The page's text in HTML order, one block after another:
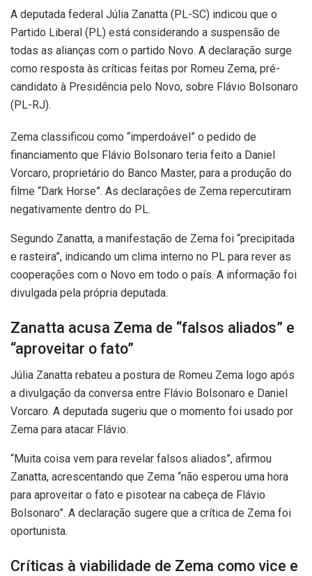
A deputada federal Júlia Zanatta (PL-SC) indicou que o
Partido Liberal (PL) está considerando a suspensão de
todas as alianças com o partido Novo. A declaração surge
como resposta às críticas feitas por Romeu Zema, pré-
candidato à Presidência pelo Novo, sobre Flávio Bolsonaro
(PL-RJ).
Zema classificou como “imperdoável” o pedido de
financiamento que Flávio Bolsonaro teria feito a Daniel
Vorcaro, proprietário do Banco Master, para a produção do
filme “Dark Horse”. As declarações de Zema repercutiram
negativamente dentro do PL.
Segundo Zanatta, a manifestação de Zema foi “precipitada
e rasteira”, indicando um clima interno no PL para rever as
cooperações com o Novo em todo o país. A informação foi
divulgada pela própria deputada.
Zanatta acusa Zema de “falsos aliados” e
“aproveitar o fato”
Júlia Zanatta rebateu a postura de Romeu Zema logo após
a divulgação da conversa entre Flávio Bolsonaro e Daniel
Vorcaro. A deputada sugeriu que o momento foi usado por
Zema para atacar Flávio.
“Muita coisa vem para revelar falsos aliados”, afirmou
Zanatta, acrescentando que Zema “não esperou uma hora
para aproveitar o fato e pisotear na cabeça de Flávio
Bolsonaro”. A declaração sugere que a crítica de Zema foi
oportunista.
Críticas à viabilidade de Zema como vice e